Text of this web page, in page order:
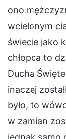
ono
wcielonym
świecie jako
chłopca to
Ducha
inaczej
było, to
w zamian
jednak samo